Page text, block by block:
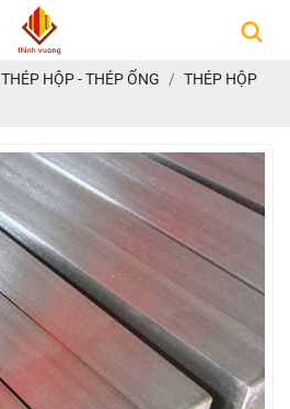
THÉP HỘP - THÉP ỐNG
THÉP HỘP